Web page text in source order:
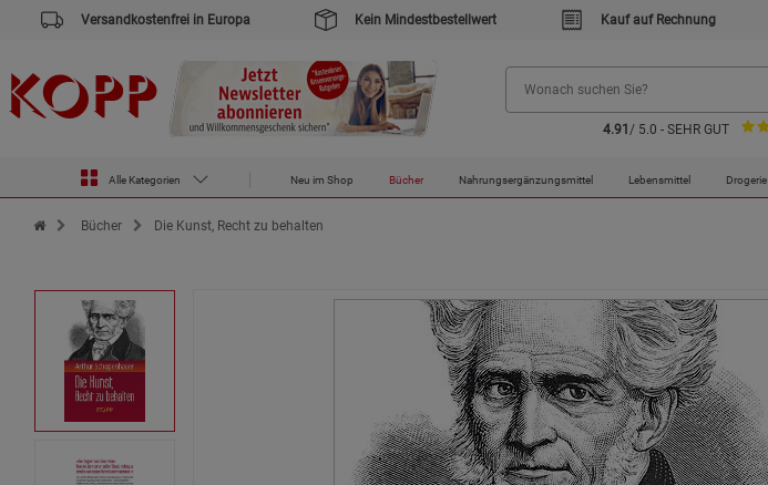
Versandkostenfrei in Europa Kein Mindestbestellwert Kauf auf Rechnung
4.91 / 5.0 - SEHR GUT
Alle Kategorien Neu im Shop Bücher Nahrungsergänzungsmittel Lebensmittel Drogerie
Zur Startseite des Kopp Verlag Online-Shop
Bücher Die Kunst, Recht zu behalten